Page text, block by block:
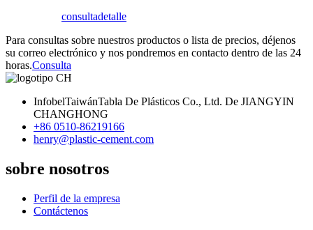
consultadetalle
Para consultas sobre nuestros productos o lista de precios, déjenos
su correo electrónico y nos pondremos en contacto dentro de las 24
horas.Consulta
InfobelTaiwánTabla De Plásticos Co., Ltd. De JIANGYIN
CHANGHONG
+86 0510-86219166
henry@plastic-cement.com
sobre nosotros
Perfil de la empresa
Contáctenos